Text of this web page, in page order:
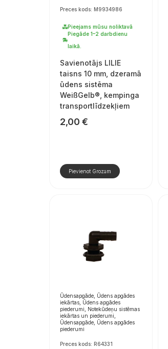
Preces kods: M9934986
Pieejams mūsu noliktavā
Piegāde 1–2 darbdienu
laikā.
Savienotājs LILIE
taisns 10 mm, dzeramā
ūdens sistēma
WeißGelb®, kempinga
transportlīdzekļiem
2,00 €
Pievienot Grozam
Ūdensapgāde, Ūdens apgādes
iekārtas, Ūdens apgādes
piederumi, Notekūdeņu sistēmas
iekārtas un piederumi,
Ūdensapgāde, Ūdens apgādes
piederumi
Preces kods: R64331